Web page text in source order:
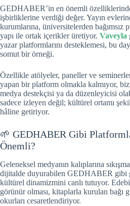
GEDHABER’in en önemli
işbirliklerine verdiği değer. Yayın
kurumlarına, üniversitelerden bağımsız
yapı ile ortak içerikler üretiyor. Vaveyla
yazar platformlarını desteklemesi, bu
somut bir örneği.
Özellikle atölyeler, paneller ve
yapan bir platform olmakla kalmıyor,
medya destekçisi ya da düzenleyicisi
sadece izleyen değil; kültürel ortamı
hâline getiriyor.
🌱 GEDHABER Gibi
Önemli?
Geleneksel medyanın kalıplarına
dijitalde duyurabilen GEDHABER gibi
kültürel dinamizmini canlı tutuyor.
görünür olması, kitaplarla kurulan bağı
okurları cesaretlendiriyor.